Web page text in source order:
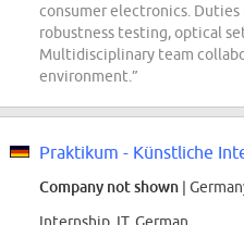
consumer electronics.
robustness testing, optical
Multidisciplinary team
environment.”
Company not shown |